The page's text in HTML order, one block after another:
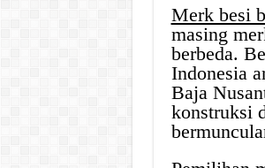
Merk besi
masing
berbeda.
Indonesia
Baja
konstruksi